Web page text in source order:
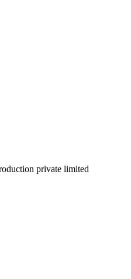
private limited